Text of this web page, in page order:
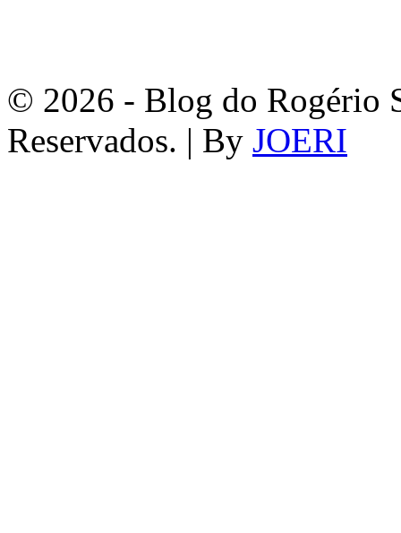
© 2026 - Blog do Rogério
Reservados. | By JOERI